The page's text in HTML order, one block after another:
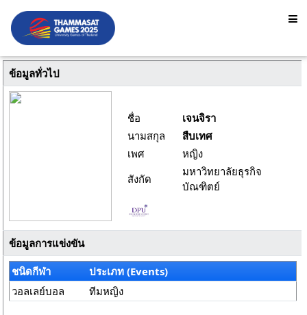
ข้อมูลทั่วไป
ชื่อ
เจนจิรา
นามสกุล
สืบเทศ
เพศ
หญิง
สังกัด
มหาวิทยาลัยธุรกิจ
บัณฑิตย์
ข้อมูลการแข่งขัน
ชนิดกีฬา
ประเภท (Events)
วอลเลย์บอล
ทีมหญิง